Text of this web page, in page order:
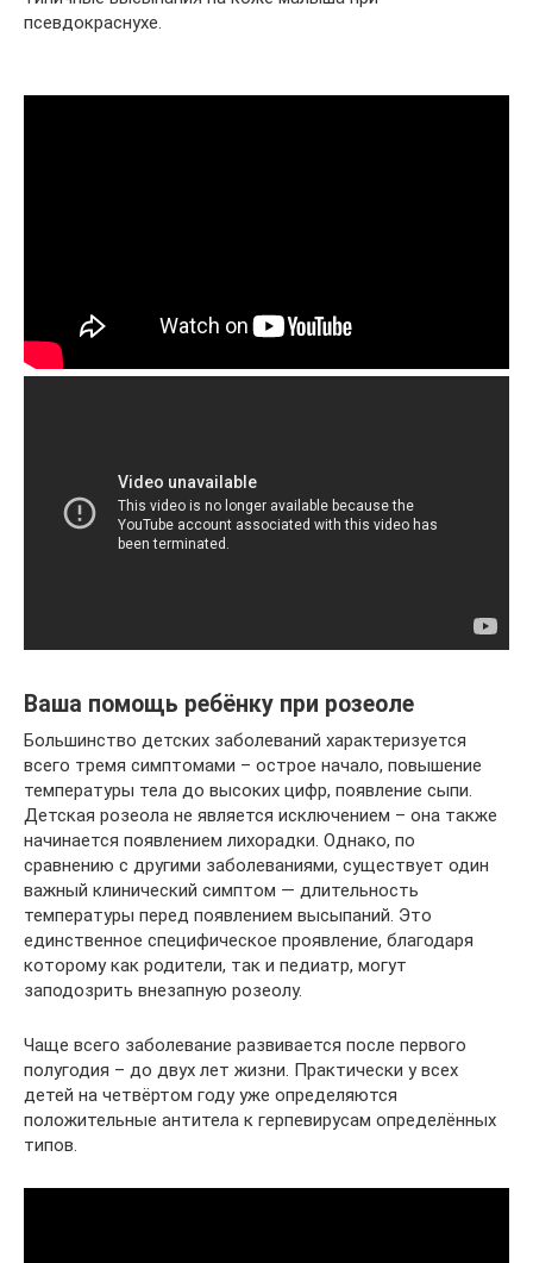
псевдокраснухе.
Ваша помощь ребёнку при розеоле
Большинство детских заболеваний характеризуется
всего тремя симптомами – острое начало, повышение
температуры тела до высоких цифр, появление сыпи.
Детская розеола не является исключением – она также
начинается появлением лихорадки. Однако, по
сравнению с другими заболеваниями, существует один
важный клинический симптом — длительность
температуры перед появлением высыпаний. Это
единственное специфическое проявление, благодаря
которому как родители, так и педиатр, могут
заподозрить внезапную розеолу.
Чаще всего заболевание развивается после первого
полугодия – до двух лет жизни. Практически у всех
детей на четвёртом году уже определяются
положительные антитела к герпевирусам определённых
типов.